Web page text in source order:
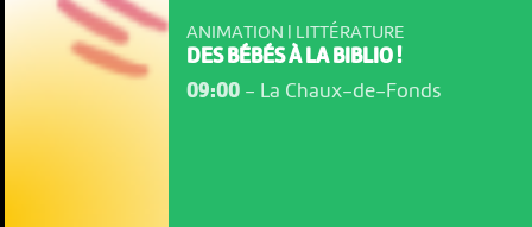
ANIMATION | LITTÉRATURE
DES BÉBÉS À LA BIBLIO !
09:00- La Chaux-de-Fonds